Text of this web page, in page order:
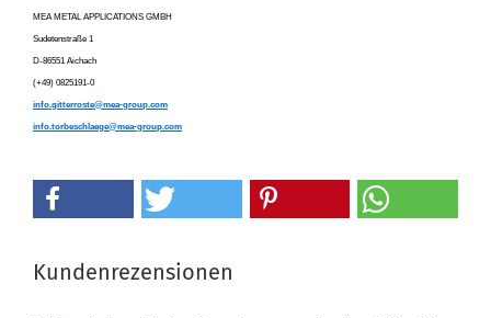
MEA METAL APPLICATIONS GMBH
Sudetenstraße 1
D-86551 Aichach
(+49) 0825191-0
info.gitterroste@mea-group.com
info.torbeschlaege@mea-group.com
Kundenrezensionen